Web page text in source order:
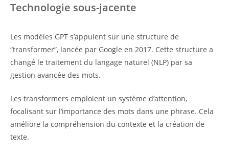
Technologie sous-jacente
Les modèles GPT s’appuient sur une structure de
“transformer”, lancée par Google en 2017. Cette structure a
changé le traitement du langage naturel (NLP) par sa
gestion avancée des mots.
Les transformers emploient un système d’attention,
focalisant sur l’importance des mots dans une phrase. Cela
améliore la compréhension du contexte et la création de
texte.